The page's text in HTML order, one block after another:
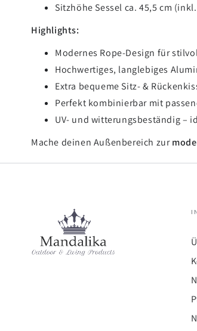
Sitzhöhe Sessel ca. 45,5 cm
Highlights:
Modernes Rope-Design für
Hochwertiges, langlebiges
Extra bequeme Sitz- &
Perfekt kombinierbar mit
UV- und witterungsbeständig –
Mache deinen Außenbereich zur